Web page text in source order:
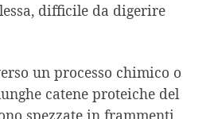
difficile da digerire
un processo chimico o
catene proteiche del